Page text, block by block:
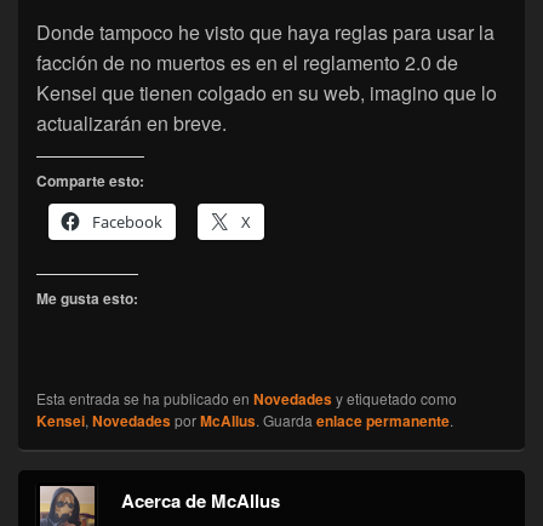
Donde tampoco he visto que haya reglas para usar la
facción de no muertos es en el reglamento 2.0 de
Kensei que tienen colgado en su web, imagino que lo
actualizarán en breve.
Comparte esto:
Facebook
X
Me gusta esto:
Esta entrada se ha publicado en Novedadesy etiquetado como
Kensei, NovedadesporMcAllus. Guarda enlace permanente.
Acerca de McAllus